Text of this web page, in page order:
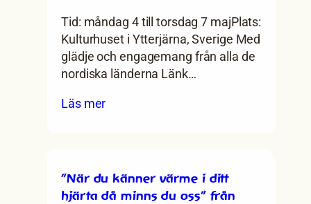
Tid: måndag 4 till torsdag 7 majPlats:
Kulturhuset i Ytterjärna, Sverige Med
glädje och engagemang från alla de
nordiska länderna Länk…
Läs mer:
Järna
”När du känner värme i ditt
hjärta då minns du oss” från